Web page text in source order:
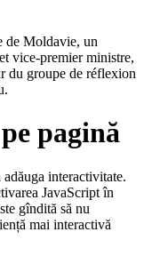
de Moldavie, un
vice-premier ministre,
du groupe de réflexion
pagină
interactivitate.
JavaScript în
gîndită să nu
mai interactivă